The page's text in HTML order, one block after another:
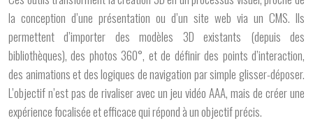
la conception d’une présentation ou d’un site web via un CMS. Ils
permettent d’importer des modèles 3D existants (depuis des
bibliothèques), des photos 360°, et de définir des points d’interaction,
des animations et des logiques de navigation par simple glisser-déposer.
L’objectif n’est pas de rivaliser avec un jeu vidéo AAA, mais de créer une
expérience focalisée et efficacequi répond à un objectif précis.